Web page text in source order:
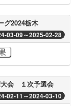
グ2024栃木
03-09～2025-02-28
大会 １次予選会
02-11～2024-03-10